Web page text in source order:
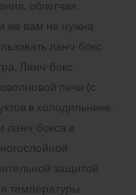
облегчая
же вам не нужна
ланч-бокс
Ланч-бокс
печи (с
в холодильнике.
ланч-бокса в
защитой
температуры